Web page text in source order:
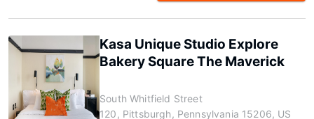
Kasa Unique Studio Explore
Bakery Square The Maverick
South Whitfield Street
120, Pittsburgh, Pennsylvania 15206, US